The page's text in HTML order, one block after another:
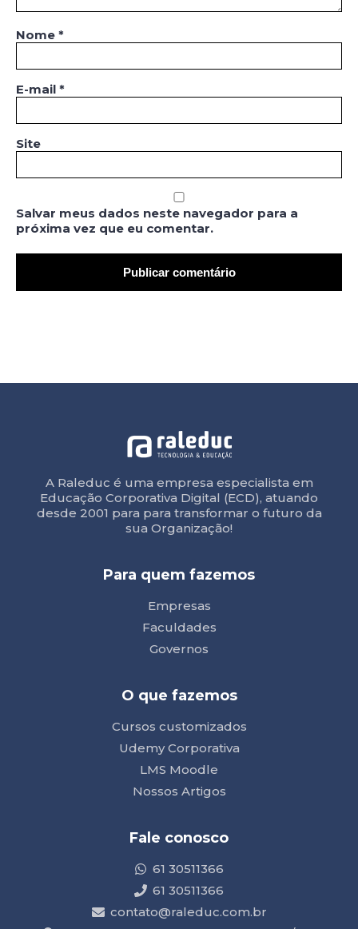
Nome *
E-mail *
Site
Salvar meus dados neste navegador para a
próxima vez que eu comentar.
A Raleduc é uma empresa especialista em
Educação Corporativa Digital (ECD), atuando
desde 2001 para para transformar o futuro da
sua Organização!
Para quem fazemos
Empresas
Faculdades
Governos
O que fazemos
Cursos customizados
Udemy Corporativa
LMS Moodle
Nossos Artigos
Fale conosco
61 30511366
61 30511366
contato@raleduc.com.br